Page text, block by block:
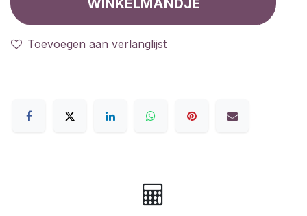
WINKELMANDJE
Toevoegen aan verlanglijst